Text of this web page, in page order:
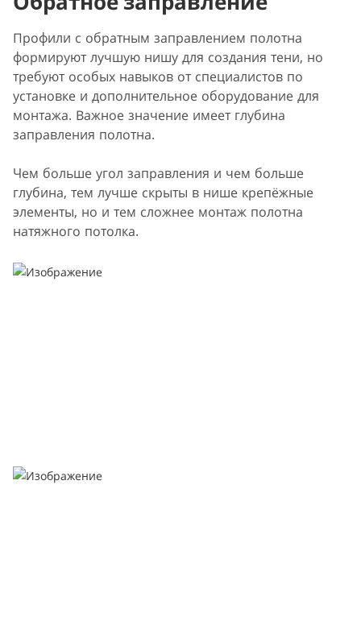
Профили с обратным заправлением полотна
формируют лучшую нишу для создания тени, но
требуют особых навыков от специалистов по
установке и дополнительное оборудование для
монтажа. Важное значение имеет глубина
заправления полотна.
Чем больше угол заправления и чем больше
глубина, тем лучше скрыты в нише крепёжные
элементы, но и тем сложнее монтаж полотна
натяжного потолка.